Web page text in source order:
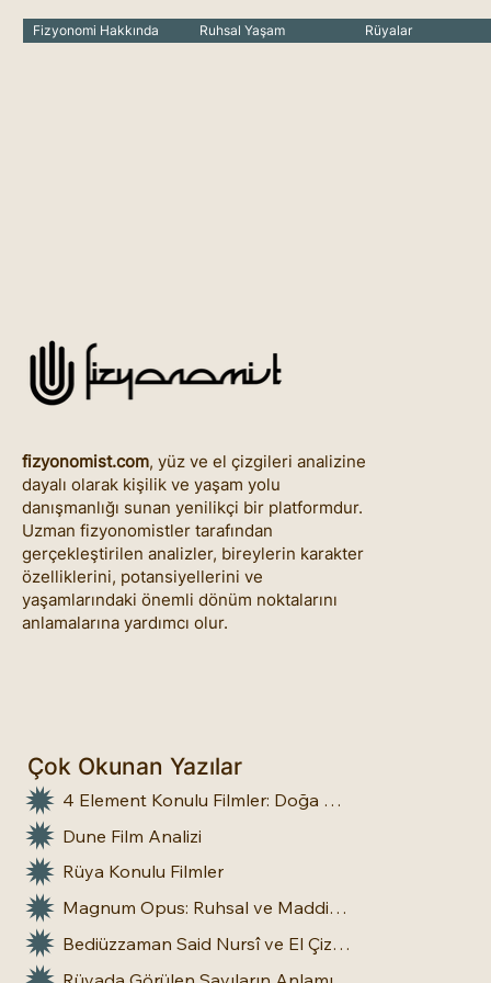
Fizyonomi Hakkında Ruhsal Yaşam Rüyalar
fizyonomist.com, yüz ve el çizgileri analizine
dayalı olarak kişilik ve yaşam yolu
danışmanlığı sunan yenilikçi bir platformdur.
Uzman fizyonomistler tarafından
gerçekleştirilen analizler, bireylerin karakter
özelliklerini, potansiyellerini ve
yaşamlarındaki önemli dönüm noktalarını
anlamalarına yardımcı olur.
Çok Okunan Yazılar
4 Element Konulu Filmler: Doğa Üstü Güçler
Dune Film Analizi
Rüya Konulu Filmler
Magnum Opus: Ruhsal ve Maddi Dönüşümün Büyük Eseri
Bediüzzaman Said Nursî ve El Çizgileri: İnsan Doğasına Dair Bir Bakış